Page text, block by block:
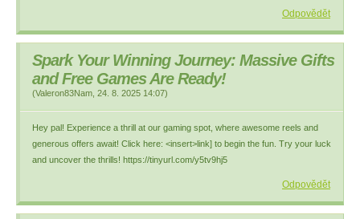
Odpovědět
Spark Your Winning Journey: Massive Gifts
and Free Games Are Ready!
(Valeron83Nam 24. 8. 2025 14:07)
Hey pal! Experience a thrill at our gaming spot, where awesome reels and
generous offers await! Click here: <insert>link] to begin the fun. Try your luck
and uncover the thrills! https://tinyurl.com/y5tv9hj5
Odpovědět